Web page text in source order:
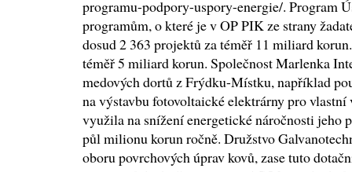
programu-podpory-uspory-energie/. Program
programům, o které je v OP PIK ze strany
dosud 2 363 projektů za téměř 11 miliard
téměř 5 miliard korun. Společnost Marlenka
medových dortů z Frýdku-Místku, například
na výstavbu fotovoltaické elektrárny pro
využila na snížení energetické náročnosti jeho
půl milionu korun ročně. Družstvo
oboru povrchových úprav kovů, zase tuto